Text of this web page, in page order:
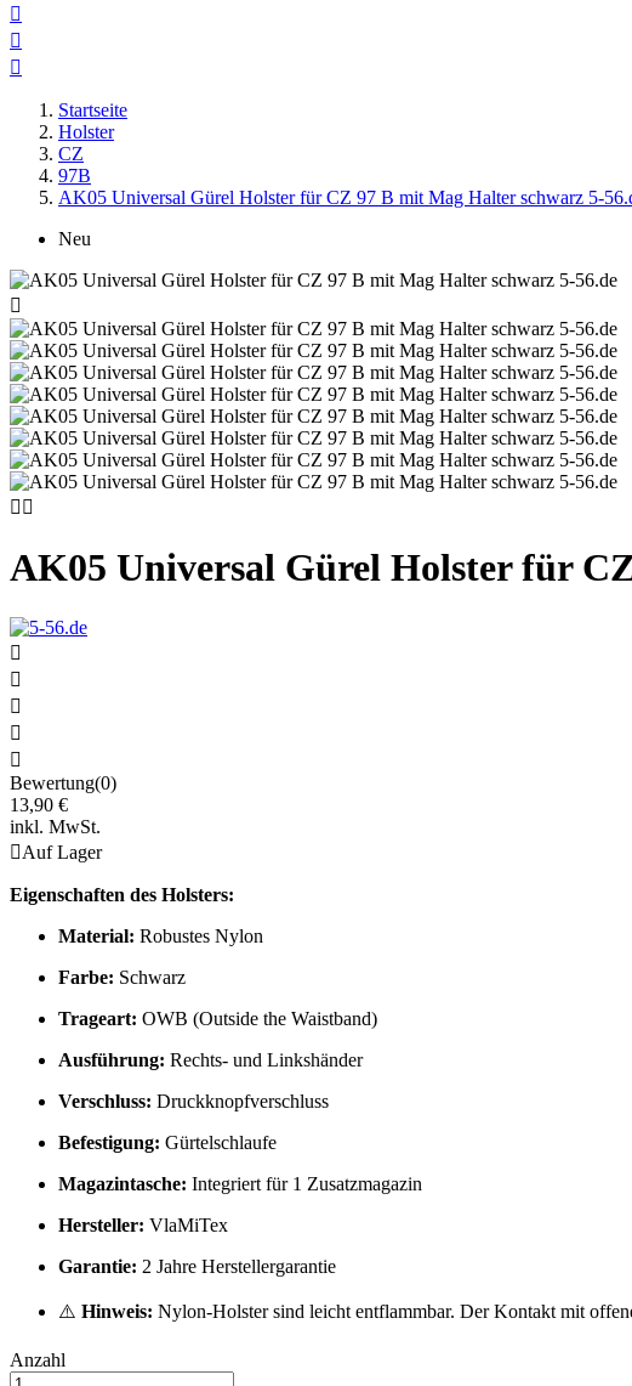



Startseite
Holster
CZ
97B
AK05 Universal Gürel Holster für CZ 97 B mit Mag Halter schwarz 5-
Neu

 
AK05 Universal Gürel Holster für





Bewertung(0)
13,90 €
inkl. MwSt.
Auf Lager
Eigenschaften des Holsters:
Material: Robustes Nylon
Farbe: Schwarz
Trageart: OWB (Outside the Waistband)
Ausführung: Rechts- und Linkshänder
Verschluss: Druckknopfverschluss
Befestigung: Gürtelschlaufe
Magazintasche: Integriert für 1 Zusatzmagazin
Hersteller: VlaMiTex
Garantie: 2 Jahre Herstellergarantie
⚠️ Hinweis: Nylon-Holster sind leicht entflammbar. Der Kontakt mit
Anzahl